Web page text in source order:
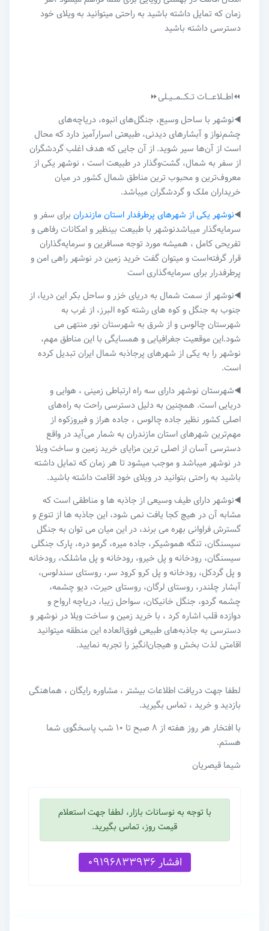
زمان که تمایل داشته باشید به راحتی میتوانید به ویلای خود
دسترسی داشته باشید
⏪اطـــلاعــــات تــکـــمـــیــلی⏩
◀️نوشهر با ساحل وسیع، جنگل‌های انبوه، دریاچه‌های
چشم‌نواز و آبشارهای دیدنی، طبیعتی اسرارآمیز دارد که محال
است از آن‌ها سیر شوید. از آن جایی که هدف اغلب گردشگران
از سفر به شمال، گشت‌وگذار در طبیعت است ، نوشهر یکی از
معروف‌ترین و محبوب ترین مناطق شمال کشور در میان
خریداران ملک و گردشگران میباشد.
◀️نوشهر یکی از شهرهای پرطرفدار استان مازندران برای سفر و
سرمایه‌گذار میباشدنوشهر با طبیعت بینظیر و امکانات رفاهی و
تفریحی کامل ، همیشه مورد توجه مسافرین و سرمایه‌گذاران
قرار گرفته‌است و میتوان گفت خرید زمین در نوشهر راهی امن و
پرطرفدرار برای سرمایه‌گذاری است
◀️نوشهر از سمت شمال به دریای خزر و ساحل بکر این دریا، از
جنوب به جنگل و کوه های رشته کوه البرز، از غرب به
شهرستان چالوس و از شرق به شهرستان نور منتهی می
شود.این موقعیت جغرافیایی و همسایگی با این مناطق مهم،
نوشهر را به یکی از شهرهای پرجاذبه شمال ایران تبدیل کرده
است.
◀️شهرستان نوشهر دارای سه راه ارتباطی زمینی ، هوایی و
دریایی است. همچنین به دلیل دسترسی راحت به راه‌های
اصلی کشور نظیر جاده چالوس ، جاده هراز و فیروزکوه از
مهم‌ترین شهرهای استان مازندران به شمار می‌آید در واقع
دسترسی آسان از اصلی ترین مزایای خرید زمین و‌ ساخت ویلا
در نوشهر میباشد و موجب میشود تا هر زمان که تمایل داشته
باشید به راحتی بتوانید در ویلای خود اقامت داشته باشید.
◀️نوشهر دارای طیف وسیعی از جاذبه ها و مناطقی است که
مشابه آن در هیچ کجا یافت نمی شود، این جاذبه ها از تنوع و
گسترش فراوانی بهره می برند، در این میان می توان به جنگل
سیسنگان، تنگه هموشیکر، جاده میره، گرمو دره، پارک جنگلی
سیسنگان، رودخانه و پل خیرو، رودخانه و پل ماشلک، رودخانه
و پل گردکل، رودخانه و پل کرو کرود سر، روستای سندلوس،
آبشار چلندر، روستای لرگان، روستای حیرت، دیو چشمه،
چشمه گردو، جنگل خانیکان، سواحل زیبا، دریاچه ارواح و
دوازده قلب اشاره کرد ، با خرید زمین و ساخت ویلا در نوشهر و
دسترسی به جاذبه‌های طبیعی فوق‌العاده این منطقه میتوانید
اقامتی لذت بخش و هیجان‌انگیز را تجربه نمایید.
لطفا جهت دریافت اطلاعات بیشتر ، مشاوره رایگان ، هماهنگی
بازدید و خرید ، تماس بگیرید.
با افتخار هر روز هفته از ۸ صبح تا ۱۰ شب پاسخگوی شما
هستم.
شیما قیصریان
با توجه به نوسانات بازار، لطفا جهت استعلام
قیمت روز، تماس بگیرید.
افشار 09196833936